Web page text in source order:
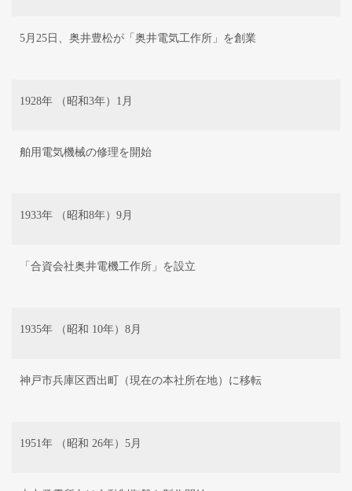
5月25日、奥井豊松が「奥井電気工作所」を創業
1928年 （昭和3年）1月
舶用電気機械の修理を開始
1933年 （昭和8年）9月
「合資会社奥井電機工作所」を設立
1935年 （昭和 10年）8月
神戸市兵庫区西出町（現在の本社所在地）に移転
1951年 （昭和 26年）5月